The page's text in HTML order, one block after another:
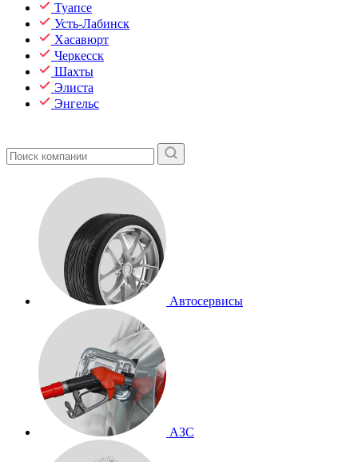
Туапсе
Усть-Лабинск
Хасавюрт
Черкесск
Шахты
Элиста
Энгельс
Автосервисы
АЗС